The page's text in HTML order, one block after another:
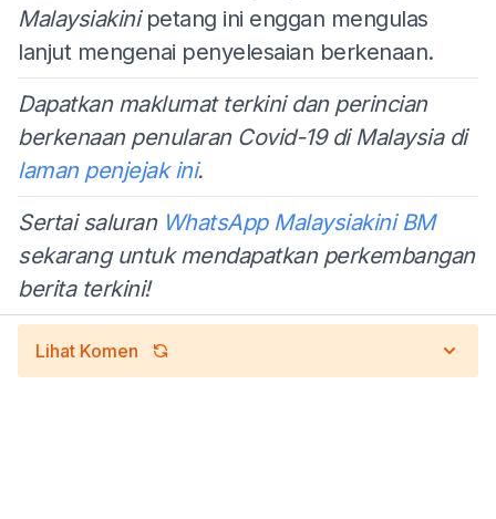
Malaysiakinipetang ini enggan mengulas
lanjut mengenai penyelesaian berkenaan.
Dapatkan maklumat terkini dan perincian
berkenaan penularan Covid-19 di Malaysia di
laman penjejak ini.
Sertai saluran WhatsApp Malaysiakini BM
sekarang untuk mendapatkan perkembangan
berita terkini!
Lihat Komen